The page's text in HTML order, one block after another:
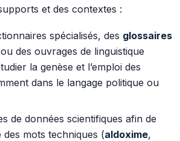
et des contextes :
spécialisés, des glossaires
ou des ouvrages de linguistique
la genèse et l’emploi des
dans le langage politique ou
de données scientifiques afin de
des mots techniques (aldoxime,